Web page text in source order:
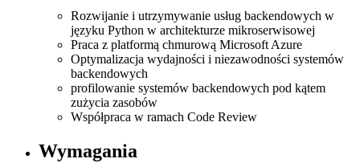
Rozwijanie i utrzymywanie usług backendowych w
języku Python w architekturze mikroserwisowej
Praca z platformą chmurową Microsoft Azure
Optymalizacja wydajności i niezawodności systemów
backendowych
profilowanie systemów backendowych pod kątem
zużycia zasobów
Współpraca w ramach Code Review
Wymagania